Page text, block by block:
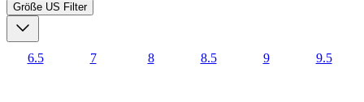
Größe US Filter
6.5 7 8 8.5 9 9.5